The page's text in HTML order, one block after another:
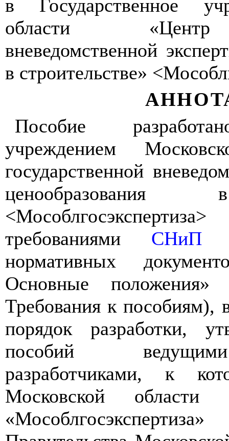
в Государственное
области «Центр
вневедомственной
в строительстве»
Пособие
учреждением
государственной
ценообразования
требованиями СНиП
нормативных
Основные
Требования к пособиям),
порядок разработки,
пособий
разработчиками, к
Московской